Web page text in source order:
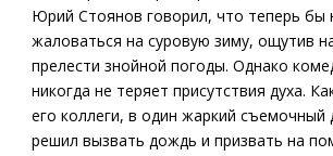
Юрий Стоянов говорил, что теперь бы
жаловаться на суровую зиму, ощутив
прелести знойной погоды. Однако
никогда не теряет присутствия духа.
его коллеги, в один жаркий съемочный
решил вызвать дождь и призвать на